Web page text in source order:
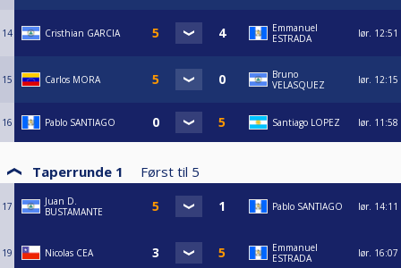
14 Cristhian GARCIA
Emmanuel
ESTRADA
lør. 12:51
15 Carlos MORA
Bruno
VELASQUEZ
lør. 12:15
16 Pablo SANTIAGO Santiago LOPEZ lør. 11:58
Taperrunde 1 Først til 5
17
Juan D.
BUSTAMANTE
Pablo SANTIAGO lør. 14:11
19 Nicolas CEA
Emmanuel
ESTRADA
lør. 16:07